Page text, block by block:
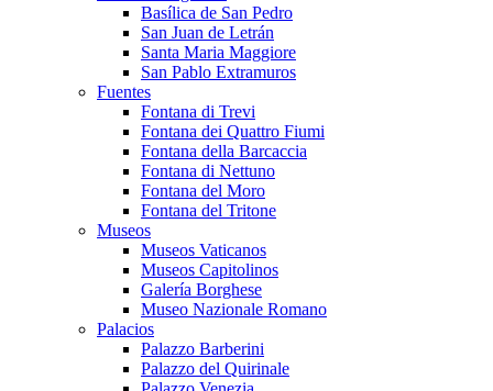
Basílica de San Pedro
San Juan de Letrán
Santa Maria Maggiore
San Pablo Extramuros
Fuentes
Fontana di Trevi
Fontana dei Quattro Fiumi
Fontana della Barcaccia
Fontana di Nettuno
Fontana del Moro
Fontana del Tritone
Museos
Museos Vaticanos
Museos Capitolinos
Galería Borghese
Museo Nazionale Romano
Palacios
Palazzo Barberini
Palazzo del Quirinale